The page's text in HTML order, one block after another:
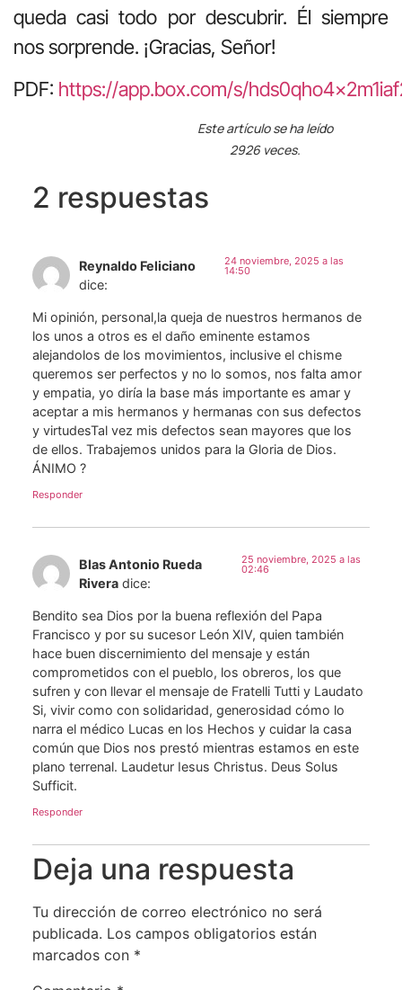
queda casi todo por descubrir. Él siempre
nos sorprende. ¡Gracias, Señor!
PDF: https://app.box.com/s/
Este artículo se ha leído
2926 veces.
2 respuestas
Reynaldo Feliciano
dice:
24 noviembre, 2025 a las
14:50
Mi opinión, personal,la queja de nuestros hermanos de
los unos a otros es el daño eminente estamos
alejandolos de los movimientos, inclusive el chisme
queremos ser perfectos y no lo somos, nos falta amor
y empatia, yo diría la base más importante es amar y
aceptar a mis hermanos y hermanas con sus defectos
y virtudesTal vez mis defectos sean mayores que los
de ellos. Trabajemos unidos para la Gloria de Dios.
ÁNIMO ?
Responder
Blas Antonio Rueda
Rivera dice:
25 noviembre, 2025 a las
02:46
Bendito sea Dios por la buena reflexión del Papa
Francisco y por su sucesor León XIV, quien también
hace buen discernimiento del mensaje y están
comprometidos con el pueblo, los obreros, los que
sufren y con llevar el mensaje de Fratelli Tutti y Laudato
Si, vivir como con solidaridad, generosidad cómo lo
narra el médico Lucas en los Hechos y cuidar la casa
común que Dios nos prestó mientras estamos en este
plano terrenal. Laudetur Iesus Christus. Deus Solus
Sufficit.
Responder
Deja una respuesta
Tu dirección de correo electrónico no será
publicada. Los campos obligatorios están
marcados con *